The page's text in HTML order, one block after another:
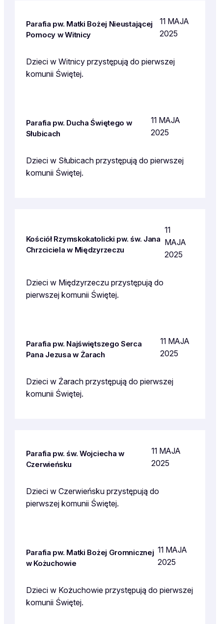
Parafia pw. Matki Bożej Nieustającej
Pomocy w Witnicy
11 MAJA
2025
Dzieci w Witnicy przystępują do pierwszej
komunii Świętej.
Parafia pw. Ducha Świętego w
Słubicach
11 MAJA
2025
Dzieci w Słubicach przystępują do pierwszej
komunii Świętej.
Kościół Rzymskokatolicki pw. św. Jana
Chrzciciela w Międzyrzeczu
11
MAJA
2025
Dzieci w Międzyrzeczu przystępują do
pierwszej komunii Świętej.
Parafia pw. Najświętszego Serca
Pana Jezusa w Żarach
11 MAJA
2025
Dzieci w Żarach przystępują do pierwszej
komunii Świętej.
Parafia pw. św. Wojciecha w
Czerwieńsku
11 MAJA
2025
Dzieci w Czerwieńsku przystępują do
pierwszej komunii Świętej.
Parafia pw. Matki Bożej Gromnicznej
w Kożuchowie
11 MAJA
2025
Dzieci w Kożuchowie przystępują do pierwszej
komunii Świętej.